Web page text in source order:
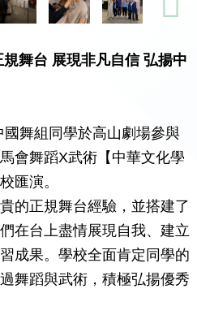
規舞台 展現非凡自信 弘揚中
舞組同學於高山劇場參與
會舞蹈X武術【中華文化學
匯演。
的正規舞台經驗，並搭建了
在台上盡情展現自我、建立
成果。學校全面肯定同學的
舞蹈與武術，積極弘揚優秀